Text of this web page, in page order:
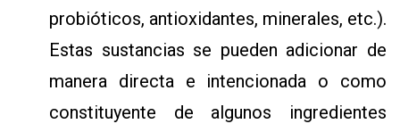
probióticos, antioxidantes, minerales, etc.).
Estas sustancias se pueden adicionar de
manera directa e intencionada o como
constituyente de algunos ingredientes